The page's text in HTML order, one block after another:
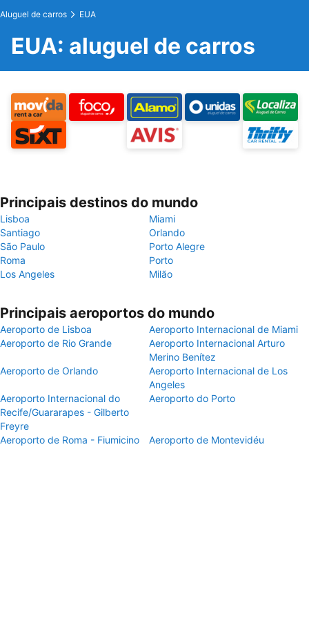
Aluguel de carros EUA
EUA: aluguel de carros
Principais destinos do mundo
Lisboa
Miami
Santiago
Orlando
São Paulo
Porto Alegre
Roma
Porto
Los Angeles
Milão
Principais aeroportos do mundo
Aeroporto de Lisboa
Aeroporto Internacional de Miami
Aeroporto de Rio Grande
Aeroporto Internacional Arturo
Merino Benítez
Aeroporto de Orlando
Aeroporto Internacional de Los
Angeles
Aeroporto Internacional do
Recife/Guararapes - Gilberto
Freyre
Aeroporto do Porto
Aeroporto de Roma - Fiumicino Aeroporto de Montevidéu